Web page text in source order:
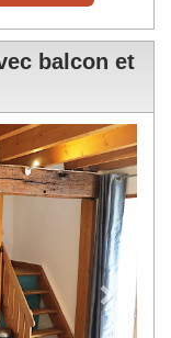
balcon et
Next